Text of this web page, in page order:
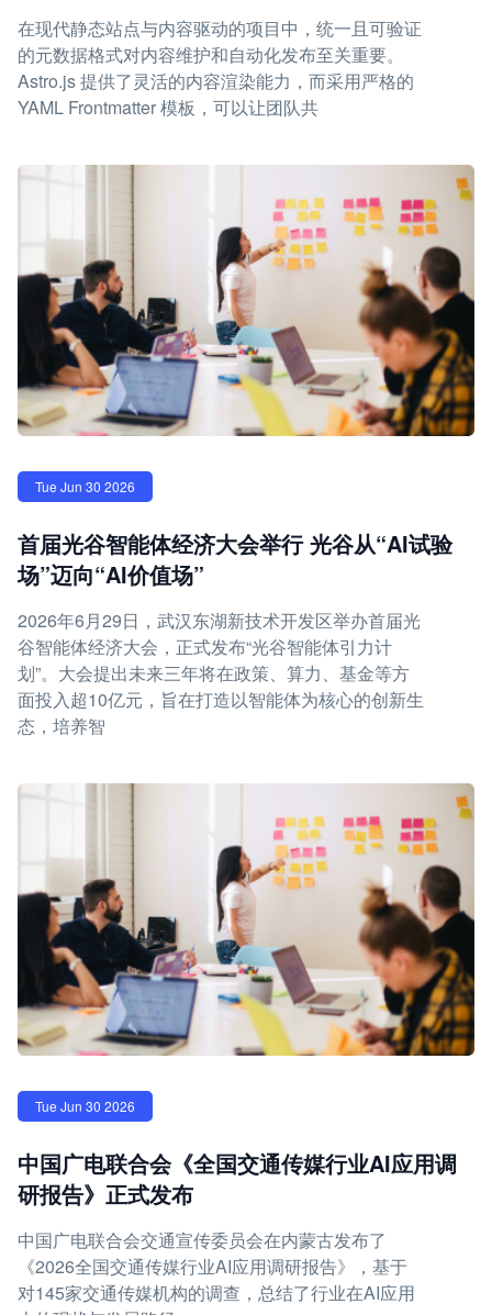
在现代静态站点与内容驱动的项目中，统一且可验证
的元数据格式对内容维护和自动化发布至关重要。
Astro.js 提供了灵活的内容渲染能力，而采用严格的
YAML Frontmatter 模板，可以让团队共
Tue Jun 30 2026
首届光谷智能体经济大会举行 光谷从“AI试验
场”迈向“AI价值场”
2026年6月29日，武汉东湖新技术开发区举办首届光
谷智能体经济大会，正式发布“光谷智能体引力计
划”。大会提出未来三年将在政策、算力、基金等方
面投入超10亿元，旨在打造以智能体为核心的创新生
态，培养智
Tue Jun 30 2026
中国广电联合会《全国交通传媒行业AI应用调
研报告》正式发布
中国广电联合会交通宣传委员会在内蒙古发布了
《2026全国交通传媒行业AI应用调研报告》，基于
对145家交通传媒机构的调查，总结了行业在AI应用